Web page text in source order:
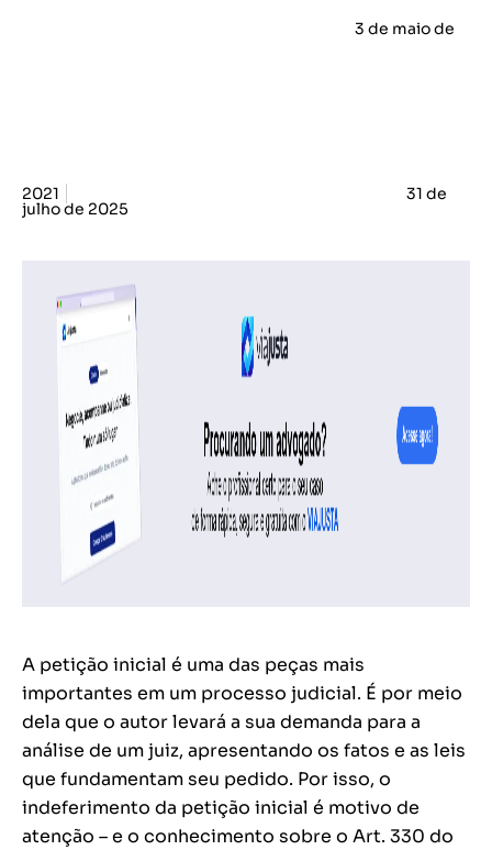
3 de maio de
2021 31 de
julho de 2025
A petição inicial é uma das peças mais
importantes em um processo judicial. É por meio
dela que o autor levará a sua demanda para a
análise de um juiz, apresentando os fatos e as leis
que fundamentam seu pedido. Por isso, o
indeferimento da petição inicial é motivo de
atenção – e o conhecimento sobre o Art. 330 do